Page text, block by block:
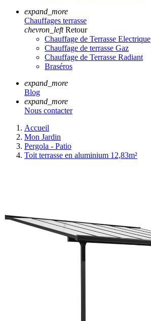
expand_more
Chauffages terrasse
chevron_left Retour
Chauffage de Terrasse Electrique
Chauffage de terrasse Gaz
Chauffage de Terrasse Radiant
Braséros
expand_more
Blog
expand_more
Nous contacter
Accueil
Mon Jardin
Pergola - Patio
Toit terrasse en aluminium 12,83m²